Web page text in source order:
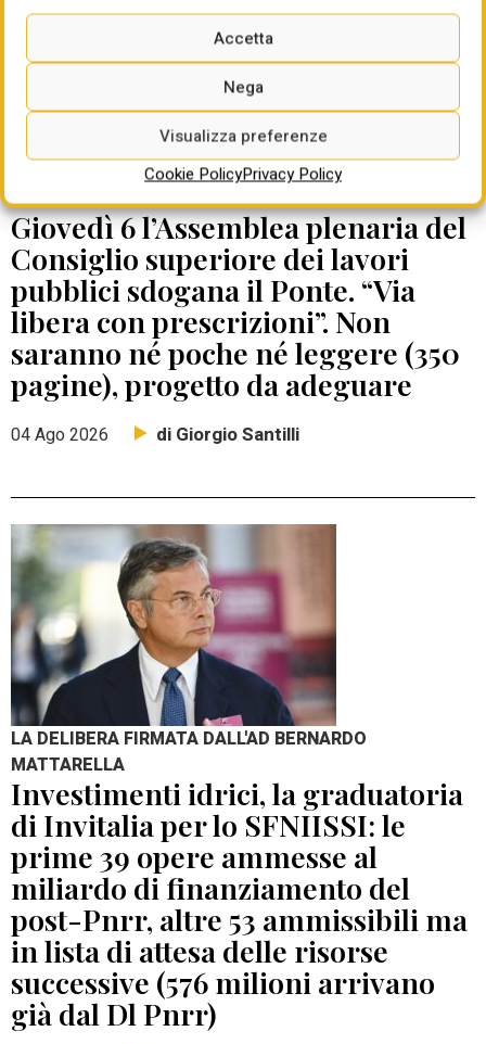
Accetta
Nega
Visualizza preferenze
Cookie PolicyPrivacy Policy
DATE DA RICORDARE
Giovedì 6 l’Assemblea plenaria del
Consiglio superiore dei lavori
pubblici sdogana il Ponte. “Via
libera con prescrizioni”. Non
saranno né poche né leggere (350
pagine), progetto da adeguare
04 Ago 2026 di Giorgio Santilli
LA DELIBERA FIRMATA DALL'AD BERNARDO
MATTARELLA
Investimenti idrici, la graduatoria
di Invitalia per lo SFNIISSI: le
prime 39 opere ammesse al
miliardo di finanziamento del
post-Pnrr, altre 53 ammissibili ma
in lista di attesa delle risorse
successive (576 milioni arrivano
già dal Dl Pnrr)